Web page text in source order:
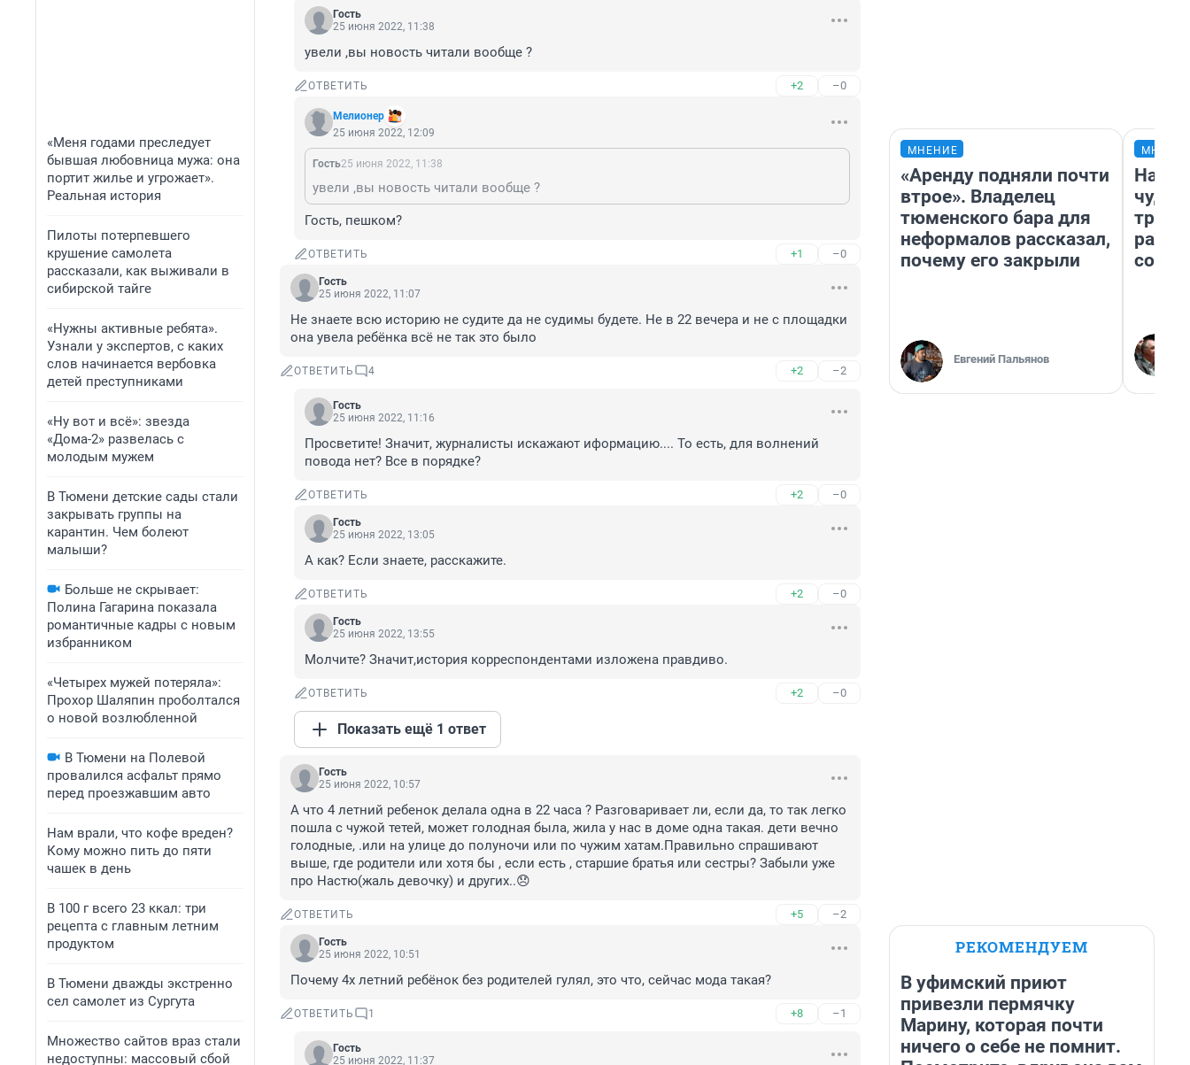
«Меня годами преследует
бывшая любовница мужа: она
портит жилье и угрожает».
Реальная история
Пилоты потерпевшего
крушение самолета
рассказали, как выживали в
сибирской тайге
«Нужны активные ребята».
Узнали у экспертов, с каких
слов начинается вербовка
детей преступниками
«Ну вот и всё»: звезда
«Дома-2» развелась с
молодым мужем
В Тюмени детские сады стали
закрывать группы на
карантин. Чем болеют
малыши?
Больше не скрывает:
Полина Гагарина показала
романтичные кадры с новым
избранником
«Четырех мужей потеряла»:
Прохор Шаляпин проболтался
о новой возлюбленной
В Тюмени на Полевой
провалился асфальт прямо
перед проезжавшим авто
Нам врали, что кофе вреден?
Кому можно пить до пяти
чашек в день
В 100 г всего 23 ккал: три
рецепта с главным летним
продуктом
В Тюмени дважды экстренно
сел самолет из Сургута
Множество сайтов враз стали
недоступны: массовый сбой
Гость
25 июня 2022, 11:38
увели ,вы новость читали вообще ?
ОТВЕТИТЬ +2 –0
Мелионер
25 июня 2022, 12:09
Гость25 июня 2022, 11:38
увели ,вы новость читали вообще ?
Гость, пешком?
ОТВЕТИТЬ +1 –0
Гость
25 июня 2022, 11:07
Не знаете всю историю не судите да не судимы будете. Не в 22 вечера и не с площадки
она увела ребёнка всё не так это было
ОТВЕТИТЬ 4 +2 –2
Гость
25 июня 2022, 11:16
Просветите! Значит, журналисты искажают иформацию.... То есть, для волнений
повода нет? Все в порядке?
ОТВЕТИТЬ +2 –0
Гость
25 июня 2022, 13:05
А как? Если знаете, расскажите.
ОТВЕТИТЬ +2 –0
Гость
25 июня 2022, 13:55
Молчите? Значит,история корреспондентами изложена правдиво.
ОТВЕТИТЬ +2 –0
Показать ещё 1 ответ
Гость
25 июня 2022, 10:57
А что 4 летний ребенок делала одна в 22 часа ? Разговаривает ли, если да, то так легко
пошла с чужой тетей, может голодная была, жила у нас в доме одна такая. дети вечно
голодные, .или на улице до полуночи или по чужим хатам.Правильно спрашивают
выше, где родители или хотя бы , если есть , старшие братья или сестры? Забыли уже
про Настю(жаль девочку) и других..😞
ОТВЕТИТЬ +5 –2
Гость
25 июня 2022, 10:51
Почему 4х летний ребёнок без родителей гулял, это что, сейчас мода такая?
ОТВЕТИТЬ 1 +8 –1
Гость
25 июня 2022, 11:37
МНЕНИЕ
«Аренду подняли почти
втрое». Владелец
тюменского бара для
неформалов рассказал,
почему его закрыли
Евгений Пальянов
РЕКОМЕНДУЕМ
В уфимский приют
привезли пермячку
Марину, которая почти
ничего о себе не помнит.